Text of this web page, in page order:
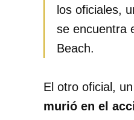
los oficiales,
se encuentra
Beach.
El otro oficial,
murió en el